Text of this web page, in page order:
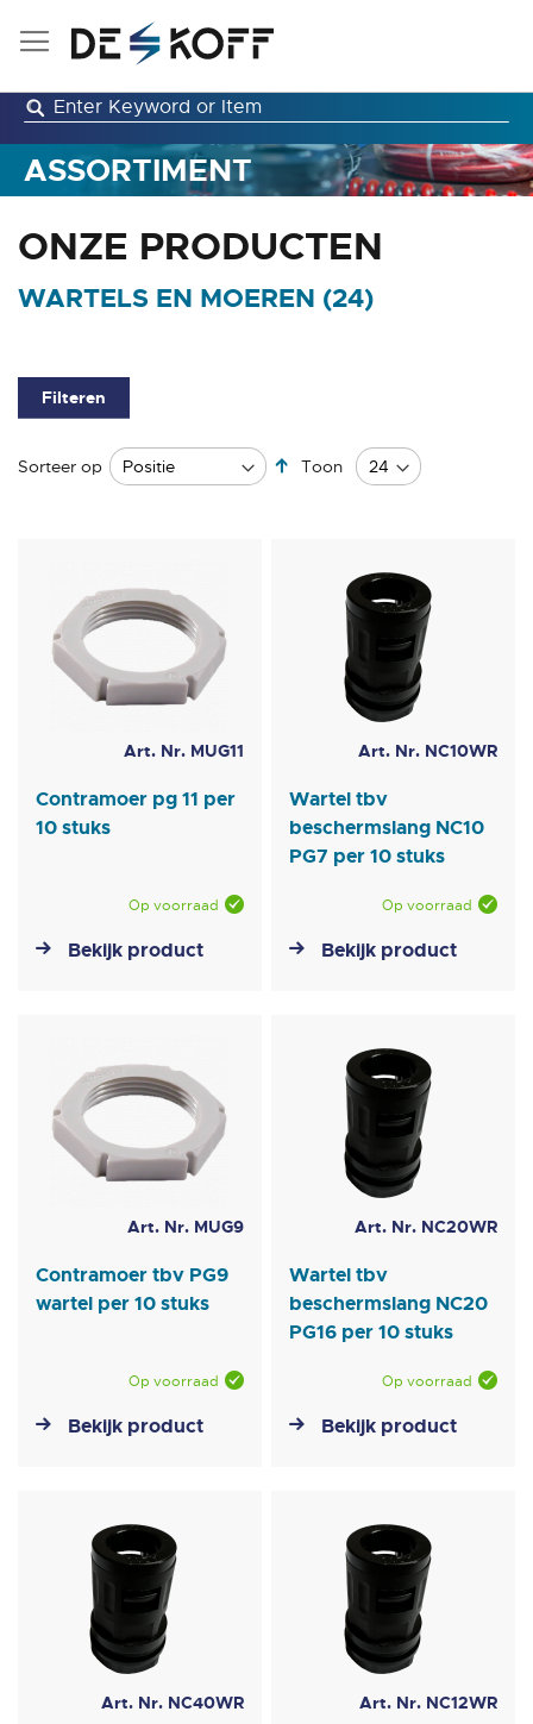
Ga
inhoud
ASSORTIMENT
ONZE PRODUCTEN
WARTELS EN MOEREN (24)
Sorteer op
Van
Toon
Art. Nr. MUG11
Contramoer pg 11 per
10 stuks
Op voorraad
Bekijk product
Art. Nr. NC10WR
Wartel tbv
beschermslang NC10
PG7 per 10 stuks
Op voorraad
Bekijk product
Art. Nr. MUG9
Contramoer tbv PG9
wartel per 10 stuks
Op voorraad
Bekijk product
Art. Nr. NC20WR
Wartel tbv
beschermslang NC20
PG16 per 10 stuks
Op voorraad
Bekijk product
Art. Nr. NC40WR Art. Nr. NC12WR
Filteren